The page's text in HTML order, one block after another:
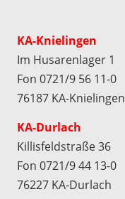
KA-Knielingen
Im Husarenlager 1
Fon 0721/9 56 11-0
76187 KA-Knielingen
KA-Durlach
Killisfeldstraße 36
Fon 0721/9 44 13-0
76227 KA-Durlach